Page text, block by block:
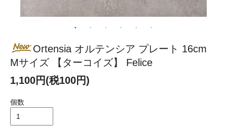
Ortensia オルテンシア プレート 16cm
Mサイズ 【ターコイズ】 Felice
1,100円(税100円)
個数